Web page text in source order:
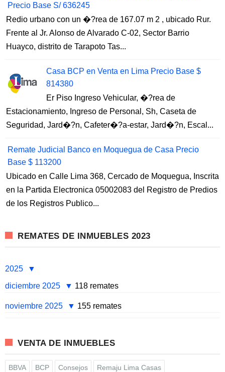
Precio Base S/ 636245
Redio urbano con un �?rea de 167.07 m 2 , ubicado Rur.
Frente al Jr. Alonso de Alvarado C-02, Sector Barrio
Huayco, distrito de Tarapoto Tas...
Casa BCP en Venta en Lima Precio Base $
814380
Er Piso Ingreso Vehicular, �?rea de
Estacionamiento, Ingreso de Personal, Sh, Caseta de
Seguridad, Jard�?n, Cafeter�?a-estar, Jard�?n, Escal...
Remate Judicial Banco en Moquegua de Casa Precio
Base $ 113200
Ubicado en Calle Lima 368, Cercado de Moquegua, Inscrita
en la Partida Electronica 05002083 del Registro de Predios
de los Registros Publico...
REMATES DE INMUEBLES 2023
2025
diciembre 2025
118 remates
noviembre 2025 155 remates
VENTA DE INMUEBLES
BBVA BCP Consejos Remaju Lima Casas